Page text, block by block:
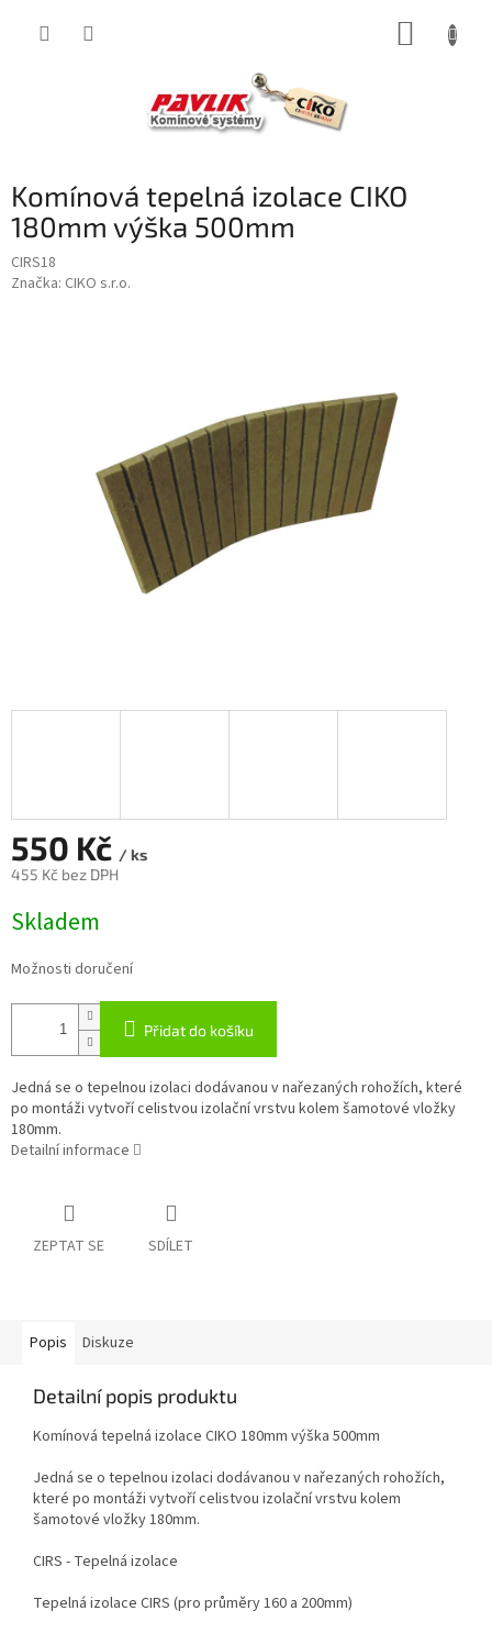
Komínová tepelná izolace CIKO
180mm výška 500mm
CIRS18
Značka: CIKO s.r.o.
550 Kč / ks
455 Kč bez DPH
cena:
Skladem
Možnosti doručení
Přidat do košíku
Jedná se o tepelnou izolaci dodávanou v nařezaných rohožích, které
po montáži vytvoří celistvou izolační vrstvu kolem šamotové vložky
180mm.
Detailní informace
ZEPTAT SE SDÍLET
Popis Diskuze
Detailní popis produktu
Komínová tepelná izolace CIKO 180mm výška 500mm
Jedná se o tepelnou izolaci dodávanou v nařezaných rohožích,
které po montáži vytvoří celistvou izolační vrstvu kolem
šamotové vložky 180mm.
CIRS - Tepelná izolace
Tepelná izolace CIRS (pro průměry 160 a 200mm)